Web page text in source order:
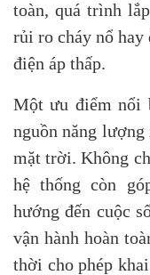
toàn, quá trình
rủi ro cháy nổ
điện áp thấp.
Một ưu điểm nổi
nguồn năng lượng
mặt trời. Không
hệ thống còn
hướng đến cuộc
vận hành hoàn
thời cho phép